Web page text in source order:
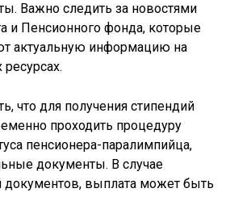
Важно следить за новостями
и Пенсионного фонда, которые
актуальную информацию на
что для получения стипендий
проходить процедуру
пенсионера-паралимпийца,
документы. В случае
документов, выплата может быть